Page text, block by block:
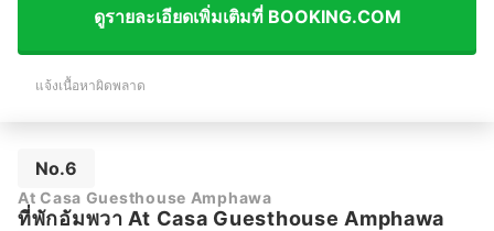
ดูรายละเอียดเพิ่มเติมที่ BOOKING.COM
แจ้งเนื้อหาผิดพลาด
No.6
At Casa Guesthouse Amphawa
ที่พักอัมพวา At Casa Guesthouse Amphawa